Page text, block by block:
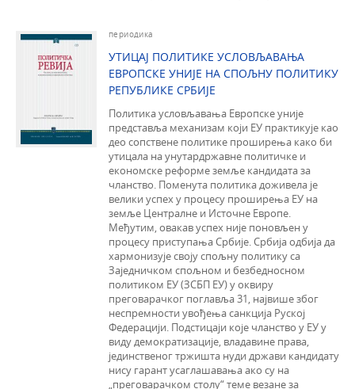
периодика
УТИЦАЈ ПОЛИТИКЕ УСЛОВЉАВАЊА
ЕВРОПСКЕ УНИЈЕ НА СПОЉНУ ПОЛИТИКУ
РЕПУБЛИКЕ СРБИЈЕ
Политика условљавања Европске уније
представља механизам који ЕУ практикује као
део сопствене политике проширења како би
утицала на унутардржавне политичке и
економске реформе земље кандидата за
чланство. Поменута политика доживела је
велики успех у процесу проширења ЕУ на
земље Централне и Источне Европе.
Међутим, овакав успех није поновљен у
процесу приступања Србије. Србија одбија да
хармонизује своју спољну политику са
Заједничком спољном и безбедносном
политиком ЕУ (ЗСБП ЕУ) у оквиру
преговарачког поглавља 31, највише због
неспремности увођења санкција Руској
Федерацији. Подстицаји које чланство у ЕУ у
виду демократизације, владавине права,
јединственог тржишта нуди држави кандидату
нису гарант усаглашавања ако су на
„преговарачком столу“ теме везане за